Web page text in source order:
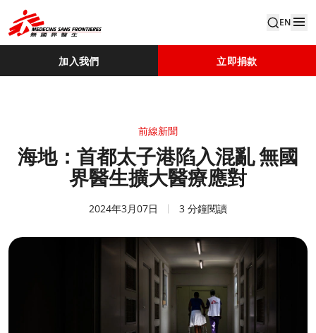
EN
加入我們 立即捐款
前線新聞
海地：首都太子港陷入混亂 無國
界醫生擴大醫療應對
2024年3月07日 3 分鐘閱讀